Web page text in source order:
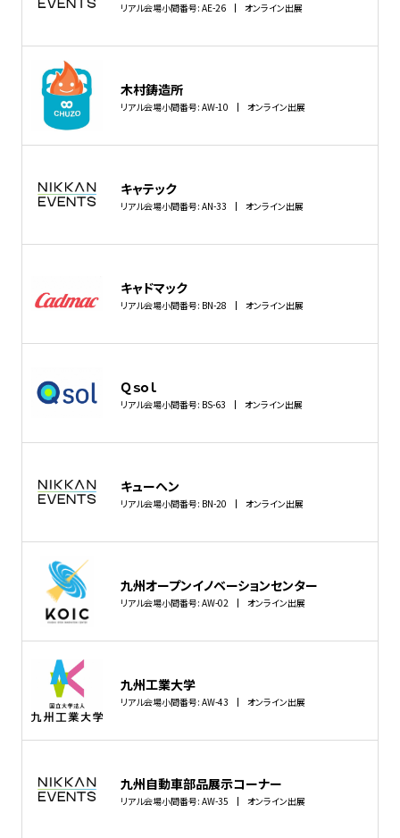
リアル会場小間番号: AE-26 オンライン出展
木村鋳造所
リアル会場小間番号: AW-10 オンライン出展
キャテック
リアル会場小間番号: AN-33 オンライン出展
キャドマック
リアル会場小間番号: BN-28 オンライン出展
Ｑｓｏｌ
リアル会場小間番号: BS-63 オンライン出展
キューヘン
リアル会場小間番号: BN-20 オンライン出展
九州オープンイノベーションセンター
リアル会場小間番号: AW-02 オンライン出展
九州工業大学
リアル会場小間番号: AW-43 オンライン出展
九州自動車部品展示コーナー
リアル会場小間番号: AW-35 オンライン出展